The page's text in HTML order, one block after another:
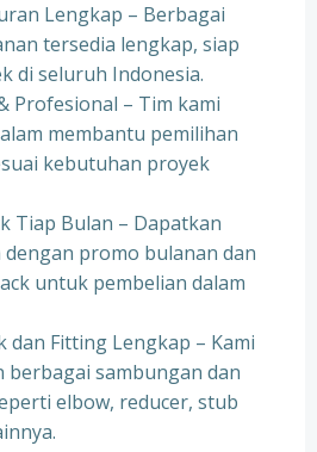
Lengkap – Berbagai
tersedia lengkap, siap
di seluruh Indonesia.
Profesional – Tim kami
membantu pemilihan
kebutuhan proyek
Tiap Bulan – Dapatkan
promo bulanan dan
untuk pembelian dalam
dan Fitting Lengkap – Kami
berbagai sambungan dan
elbow, reducer, stub